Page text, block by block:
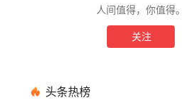
人间值得，你值得。
关注
头条热榜